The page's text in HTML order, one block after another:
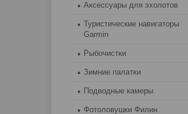
Аксессуары для эхолотов
Туристические навигаторы
Garmin
Рыбочистки
Зимние палатки
Подводные камеры
Фотоловушки Филин